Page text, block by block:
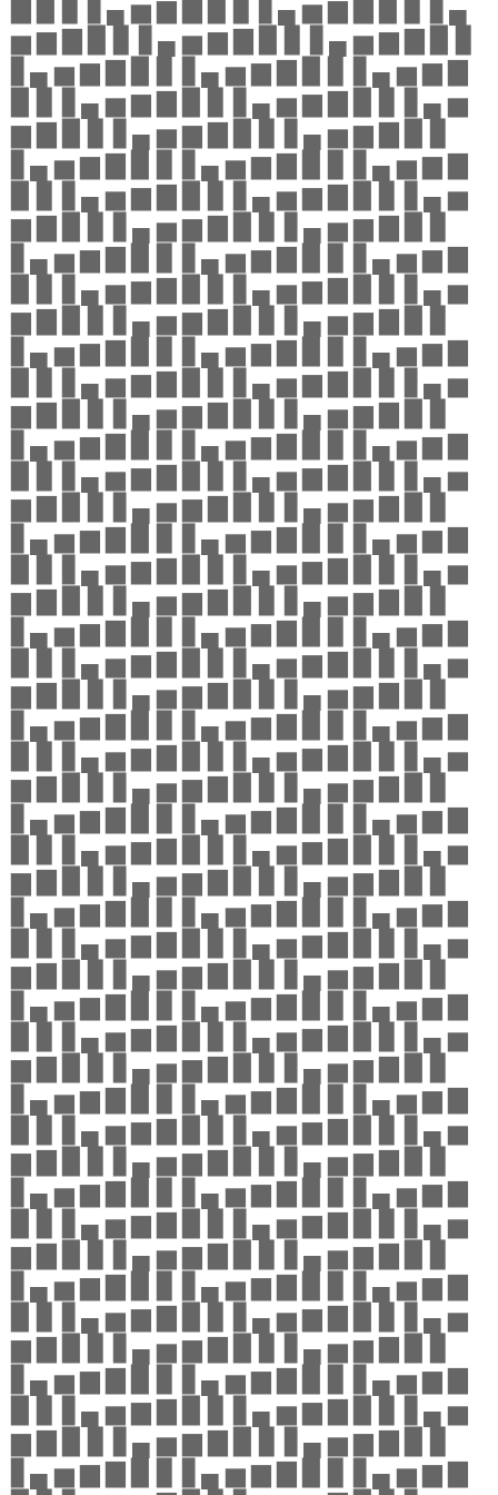
▇ ▉ ▊ ▋▄ ▅ ▆ ▇ ▉ ▊ ▋▄ ▅ ▆ ▇ ▉ ▊ ▋▄
▅ ▆ ▇ ▉ ▊ ▋▄ ▅ ▆ ▇ ▉ ▊ ▋▄ ▅ ▆ ▇ ▉ ▊
▋▄ ▅ ▆ ▇ ▉ ▊ ▋▄ ▅ ▆ ▇ ▉ ▊ ▋▄ ▅ ▆ ▇
▉ ▊ ▋▄ ▅ ▆ ▇ ▉ ▊ ▋▄ ▅ ▆ ▇ ▉ ▊ ▋▄ ▅
▆ ▇ ▉ ▊ ▋▄ ▅ ▆ ▇ ▉ ▊ ▋▄ ▅ ▆ ▇ ▉ ▊
▋▄ ▅ ▆ ▇ ▉ ▊ ▋▄ ▅ ▆ ▇ ▉ ▊ ▋▄ ▅ ▆ ▇
▉ ▊ ▋▄ ▅ ▆ ▇ ▉ ▊ ▋▄ ▅ ▆ ▇ ▉ ▊ ▋▄ ▅
▆ ▇ ▉ ▊ ▋▄ ▅ ▆ ▇ ▉ ▊ ▋▄ ▅ ▆ ▇ ▉ ▊
▋▄ ▅ ▆ ▇ ▉ ▊ ▋▄ ▅ ▆ ▇ ▉ ▊ ▋▄ ▅ ▆ ▇
▉ ▊ ▋▄ ▅ ▆ ▇ ▉ ▊ ▋▄ ▅ ▆ ▇ ▉ ▊ ▋▄ ▅
▆ ▇ ▉ ▊ ▋▄ ▅ ▆ ▇ ▉ ▊ ▋▄ ▅ ▆ ▇ ▉ ▊
▋▄ ▅ ▆ ▇ ▉ ▊ ▋▄ ▅ ▆ ▇ ▉ ▊ ▋▄ ▅ ▆ ▇
▉ ▊ ▋▄ ▅ ▆ ▇ ▉ ▊ ▋▄ ▅ ▆ ▇ ▉ ▊ ▋▄ ▅
▆ ▇ ▉ ▊ ▋▄ ▅ ▆ ▇ ▉ ▊ ▋▄ ▅ ▆ ▇ ▉ ▊
▋▄ ▅ ▆ ▇ ▉ ▊ ▋▄ ▅ ▆ ▇ ▉ ▊ ▋▄ ▅ ▆ ▇
▉ ▊ ▋▄ ▅ ▆ ▇ ▉ ▊ ▋▄ ▅ ▆ ▇ ▉ ▊ ▋▄ ▅
▆ ▇ ▉ ▊ ▋▄ ▅ ▆ ▇ ▉ ▊ ▋▄ ▅ ▆ ▇ ▉ ▊
▋▄ ▅ ▆ ▇ ▉ ▊ ▋▄ ▅ ▆ ▇ ▉ ▊ ▋▄ ▅ ▆ ▇
▉ ▊ ▋▄ ▅ ▆ ▇ ▉ ▊ ▋▄ ▅ ▆ ▇ ▉ ▊ ▋▄ ▅
▆ ▇ ▉ ▊ ▋▄ ▅ ▆ ▇ ▉ ▊ ▋▄ ▅ ▆ ▇ ▉ ▊
▋▄ ▅ ▆ ▇ ▉ ▊ ▋▄ ▅ ▆ ▇ ▉ ▊ ▋▄ ▅ ▆ ▇
▉ ▊ ▋▄ ▅ ▆ ▇ ▉ ▊ ▋▄ ▅ ▆ ▇ ▉ ▊ ▋▄ ▅
▆ ▇ ▉ ▊ ▋▄ ▅ ▆ ▇ ▉ ▊ ▋▄ ▅ ▆ ▇ ▉ ▊
▋▄ ▅ ▆ ▇ ▉ ▊ ▋▄ ▅ ▆ ▇ ▉ ▊ ▋▄ ▅ ▆ ▇
▉ ▊ ▋▄ ▅ ▆ ▇ ▉ ▊ ▋▄ ▅ ▆ ▇ ▉ ▊ ▋▄ ▅
▆ ▇ ▉ ▊ ▋▄ ▅ ▆ ▇ ▉ ▊ ▋▄ ▅ ▆ ▇ ▉ ▊
▋▄ ▅ ▆ ▇ ▉ ▊ ▋▄ ▅ ▆ ▇ ▉ ▊ ▋▄ ▅ ▆ ▇
▉ ▊ ▋▄ ▅ ▆ ▇ ▉ ▊ ▋▄ ▅ ▆ ▇ ▉ ▊ ▋▄ ▅
▆ ▇ ▉ ▊ ▋▄ ▅ ▆ ▇ ▉ ▊ ▋▄ ▅ ▆ ▇ ▉ ▊
▋▄ ▅ ▆ ▇ ▉ ▊ ▋▄ ▅ ▆ ▇ ▉ ▊ ▋▄ ▅ ▆ ▇
▉ ▊ ▋▄ ▅ ▆ ▇ ▉ ▊ ▋▄ ▅ ▆ ▇ ▉ ▊ ▋▄ ▅
▆ ▇ ▉ ▊ ▋▄ ▅ ▆ ▇ ▉ ▊ ▋▄ ▅ ▆ ▇ ▉ ▊
▋▄ ▅ ▆ ▇ ▉ ▊ ▋▄ ▅ ▆ ▇ ▉ ▊ ▋▄ ▅ ▆ ▇
▉ ▊ ▋▄ ▅ ▆ ▇ ▉ ▊ ▋▄ ▅ ▆ ▇ ▉ ▊ ▋▄ ▅
▆ ▇ ▉ ▊ ▋▄ ▅ ▆ ▇ ▉ ▊ ▋▄ ▅ ▆ ▇ ▉ ▊
▋▄ ▅ ▆ ▇ ▉ ▊ ▋▄ ▅ ▆ ▇ ▉ ▊ ▋▄ ▅ ▆ ▇
▉ ▊ ▋▄ ▅ ▆ ▇ ▉ ▊ ▋▄ ▅ ▆ ▇ ▉ ▊ ▋▄ ▅
▆ ▇ ▉ ▊ ▋▄ ▅ ▆ ▇ ▉ ▊ ▋▄ ▅ ▆ ▇ ▉ ▊
▋▄ ▅ ▆ ▇ ▉ ▊ ▋▄ ▅ ▆ ▇ ▉ ▊ ▋▄ ▅ ▆ ▇
▉ ▊ ▋▄ ▅ ▆ ▇ ▉ ▊ ▋▄ ▅ ▆ ▇ ▉ ▊ ▋▄ ▅
▆ ▇ ▉ ▊ ▋▄ ▅ ▆ ▇ ▉ ▊ ▋▄ ▅ ▆ ▇ ▉ ▊
▋▄ ▅ ▆ ▇ ▉ ▊ ▋▄ ▅ ▆ ▇ ▉ ▊ ▋▄ ▅ ▆ ▇
▉ ▊ ▋▄ ▅ ▆ ▇ ▉ ▊ ▋▄ ▅ ▆ ▇ ▉ ▊ ▋▄ ▅
▆ ▇ ▉ ▊ ▋▄ ▅ ▆ ▇ ▉ ▊ ▋▄ ▅ ▆ ▇ ▉ ▊
▋▄ ▅ ▆ ▇ ▉ ▊ ▋▄ ▅ ▆ ▇ ▉ ▊ ▋▄ ▅ ▆ ▇
▉ ▊ ▋▄ ▅ ▆ ▇ ▉ ▊ ▋▄ ▅ ▆ ▇ ▉ ▊ ▋▄ ▅
▆ ▇ ▉ ▊ ▋▄ ▅ ▆ ▇ ▉ ▊ ▋▄ ▅ ▆ ▇ ▉ ▊
▋▄ ▅ ▆ ▇ ▉ ▊ ▋▄ ▅ ▆ ▇ ▉ ▊ ▋▄ ▅ ▆ ▇